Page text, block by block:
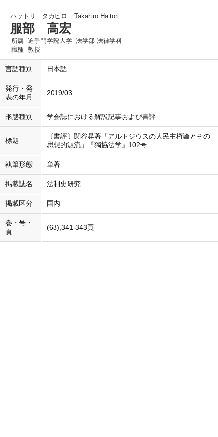
ハットリ タカヒロ Takahiro Hattori
服部 高宏
所属 追手門学院大学 法学部 法律学科
職種 教授
言語種別 日本語
発行・発
表の年月
2019/03
形態種別 学会誌における解説記事および書評
標題
〔書評〕関谷昇著「アルトジウスの人民主権論とその
思想的源流」『獨協法学』102号
執筆形態 単著
掲載誌名 法制史研究
掲載区分 国内
巻・号・
頁
(68),341-343頁